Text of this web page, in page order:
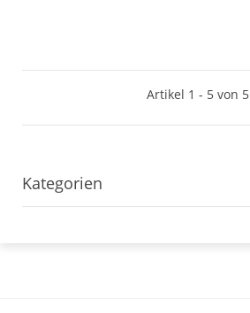
Artikel 1 - 5 von 5
Kategorien